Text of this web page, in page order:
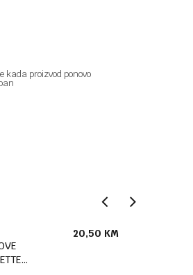
kada proizvod ponovo
20,50 KM